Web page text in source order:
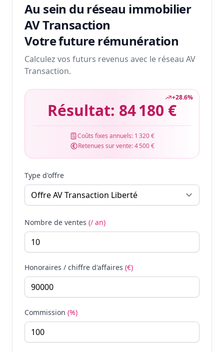
Au sein du réseau immobilier
AV Transaction
Votre future rémunération
Calculez vos futurs revenus avec le réseau AV
Transaction.
+28.6%
Résultat: 84 180 €
Coûts fixes annuels: 1 320 €
Retenues sur vente:4 500 €
Type d'offre
Nombre de ventes (/ an)
Honoraires / chiffre d'affaires (€)
Commission (%)